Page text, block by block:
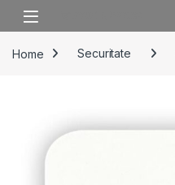
Skip to navigation
Skip to content
Home Securitate